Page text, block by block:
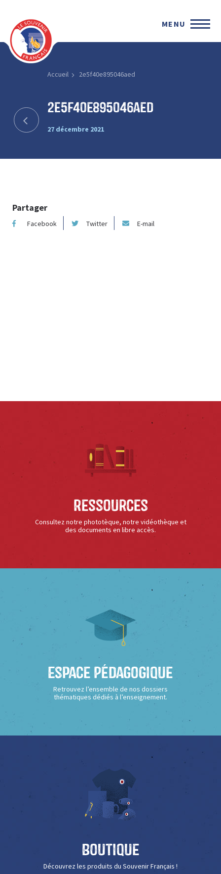
MENU
Accueil 2e5f40e895046aed
2e5f40e895046aed
27 décembre 2021
Partager
Facebook Twitter E-mail
Ressources
Consultez notre phototèque, notre vidéothèque et
des documents en libre accès.
Espace Pédagogique
Retrouvez l’ensemble de nos dossiers
thématiques dédiés à l’enseignement.
Boutique
Découvrez les produits du Souvenir Français !